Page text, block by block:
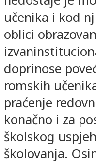
učenika i kod
oblici
doprinose
romskih
praćenje
konačno i za
školskog
školovanja.